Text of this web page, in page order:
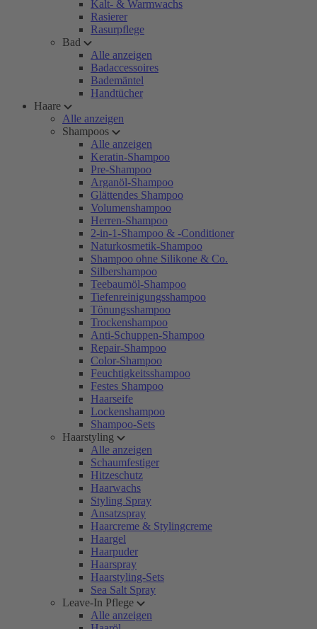
Kalt- & Warmwachs
Rasierer
Rasurpflege
Bad
Alle anzeigen
Badaccessoires
Bademäntel
Handtücher
Haare
Alle anzeigen
Shampoos
Alle anzeigen
Keratin-Shampoo
Pre-Shampoo
Arganöl-Shampoo
Glättendes Shampoo
Volumenshampoo
Herren-Shampoo
2-in-1-Shampoo & -Conditioner
Naturkosmetik-Shampoo
Shampoo ohne Silikone & Co.
Silbershampoo
Teebaumöl-Shampoo
Tiefenreinigungsshampoo
Tönungsshampoo
Trockenshampoo
Anti-Schuppen-Shampoo
Repair-Shampoo
Color-Shampoo
Feuchtigkeitsshampoo
Festes Shampoo
Haarseife
Lockenshampoo
Shampoo-Sets
Haarstyling
Alle anzeigen
Schaumfestiger
Hitzeschutz
Haarwachs
Styling Spray
Ansatzspray
Haarcreme & Stylingcreme
Haargel
Haarpuder
Haarspray
Haarstyling-Sets
Sea Salt Spray
Leave-In Pflege
Alle anzeigen